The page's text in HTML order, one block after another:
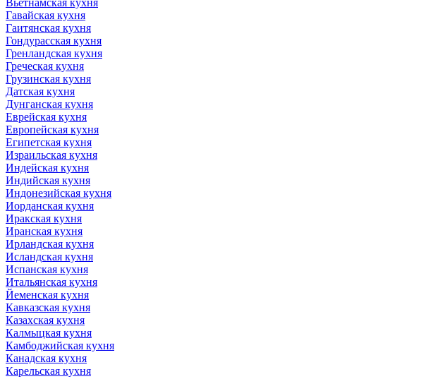
Гавайская кухня
Гаитянская кухня
Гондурасская кухня
Гренландская кухня
Греческая кухня
Грузинская кухня
Датская кухня
Дунганская кухня
Еврейская кухня
Европейская кухня
Египетская кухня
Израильская кухня
Индейская кухня
Индийская кухня
Индонезийская кухня
Иорданская кухня
Иракская кухня
Иранская кухня
Ирландская кухня
Исландская кухня
Испанская кухня
Итальянская кухня
Йеменская кухня
Кавказская кухня
Казахская кухня
Калмыцкая кухня
Камбоджийская кухня
Канадская кухня
Карельская кухня